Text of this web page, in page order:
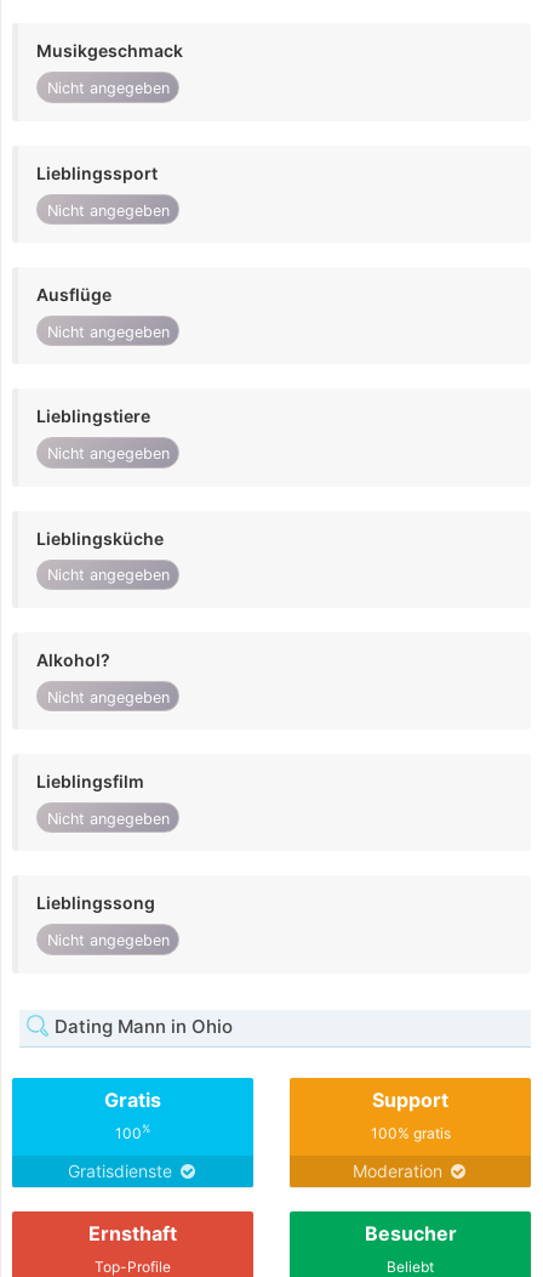
Musikgeschmack
Nicht angegeben
Lieblingssport
Nicht angegeben
Ausflüge
Nicht angegeben
Lieblingstiere
Nicht angegeben
Lieblingsküche
Nicht angegeben
Alkohol?
Nicht angegeben
Lieblingsfilm
Nicht angegeben
Lieblingssong
Nicht angegeben
Dating Mann in Ohio
Gratis
100%
Gratisdienste
Support
100% gratis
Moderation
Ernsthaft
Top-Profile
Besucher
Beliebt